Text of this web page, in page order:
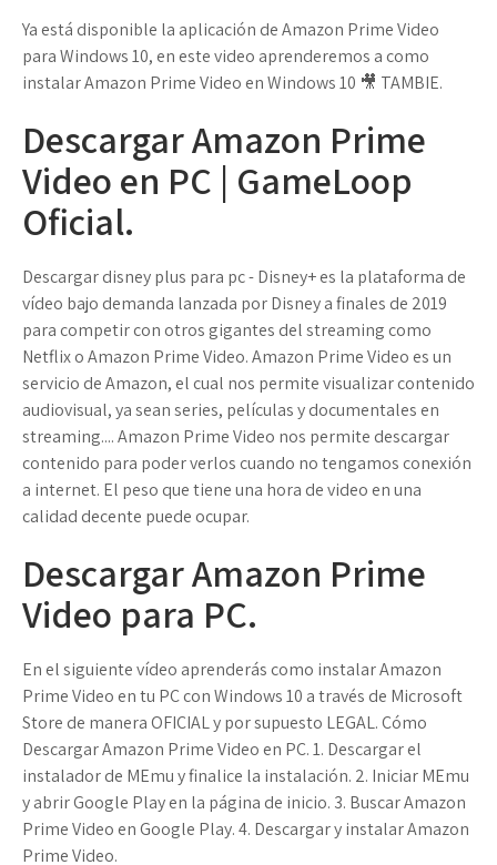
Ya está disponible la aplicación de Amazon Prime Video
para Windows 10, en este video aprenderemos a como
instalar Amazon Prime Video en Windows 10 🎥 TAMBIE.
Descargar Amazon Prime
Video en PC | GameLoop
Oficial.
Descargar disney plus para pc - Disney+ es la plataforma de
vídeo bajo demanda lanzada por Disney a finales de 2019
para competir con otros gigantes del streaming como
Netflix o Amazon Prime Video. Amazon Prime Video es un
servicio de Amazon, el cual nos permite visualizar contenido
audiovisual, ya sean series, películas y documentales en
streaming.... Amazon Prime Video nos permite descargar
contenido para poder verlos cuando no tengamos conexión
a internet. El peso que tiene una hora de video en una
calidad decente puede ocupar.
Descargar Amazon Prime
Video para PC.
En el siguiente vídeo aprenderás como instalar Amazon
Prime Video en tu PC con Windows 10 a través de Microsoft
Store de manera OFICIAL y por supuesto LEGAL. Cómo
Descargar Amazon Prime Video en PC. 1. Descargar el
instalador de MEmu y finalice la instalación. 2. Iniciar MEmu
y abrir Google Play en la página de inicio. 3. Buscar Amazon
Prime Video en Google Play. 4. Descargar y instalar Amazon
Prime Video.